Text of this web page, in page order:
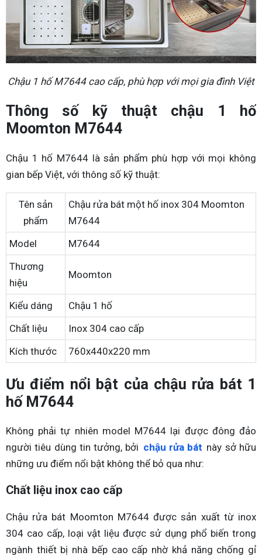
Chậu 1 hố M7644 cao cấp, phù hợp với mọi gia đình Việt
Thông số kỹ thuật chậu 1 hố
Moomton M7644
Chậu 1 hố M7644 là sản phẩm phù hợp với mọi không
gian bếp Việt, với thông số kỹ thuật:
Tên sản
phẩm
Chậu rửa bát một hố inox 304 Moomton
M7644
Model
M7644
Thương
hiệu
Moomton
Kiểu dáng
Chậu 1 hố
Chất liệu
Inox 304 cao cấp
Kích thước
760x440x220 mm
Ưu điểm nổi bật của chậu rửa bát 1
hố M7644
Không phải tự nhiên model M7644 lại được đông đảo
người tiêu dùng tin tưởng, bởi chậu rửa bát này sở hữu
những ưu điểm nổi bật không thể bỏ qua như:
Chất liệu inox cao cấp
Chậu rửa bát Moomton M7644 được sản xuất từ inox
304 cao cấp, loại vật liệu được sử dụng phổ biến trong
ngành thiết bị nhà bếp cao cấp nhờ khả năng chống gỉ